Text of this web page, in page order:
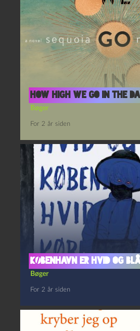
How High We Go in the
Bøger
For 2 år siden
København er hvid og
Bøger
For 2 år siden